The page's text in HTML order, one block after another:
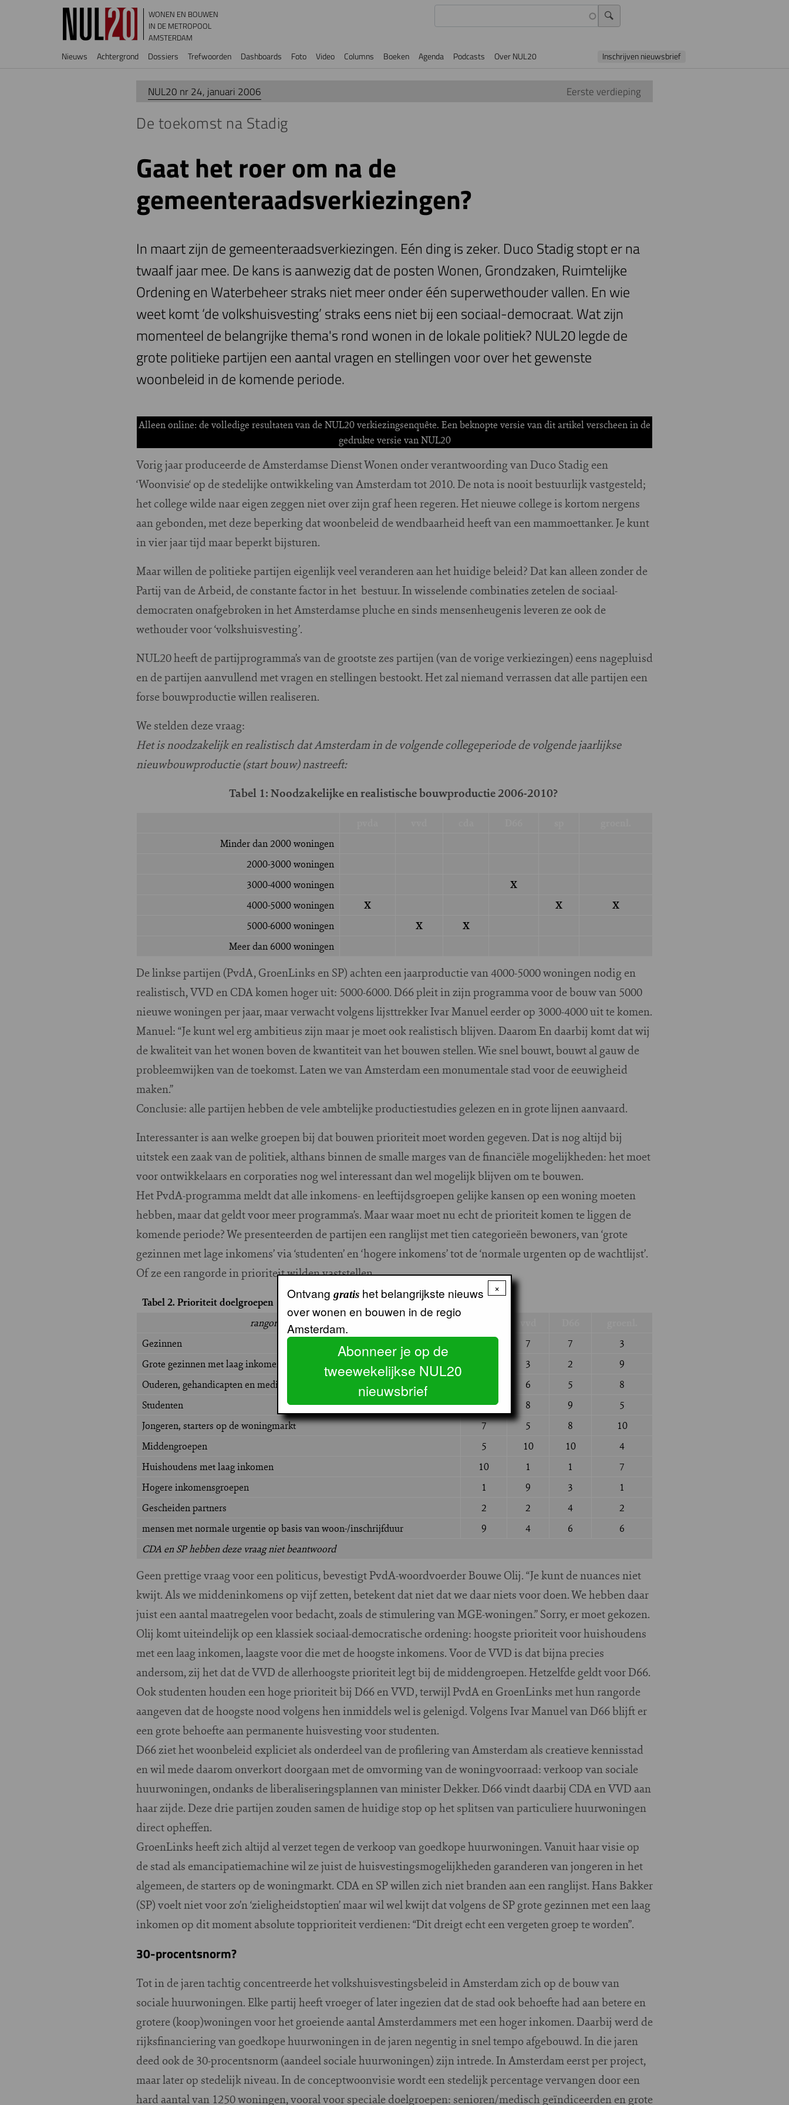
Overslaan en naar de inhoud gaan
WONEN EN BOUWEN
IN DE METROPOOL
AMSTERDAM
Hoofdnavigatie
Nieuws Achtergrond Dossiers Trefwoorden Dashboards Foto Video Columns Boeken Agenda Podcasts Over NUL20 Inschrijven nieuwsbrief
NUL20 nr 24, januari 2006 Eerste verdieping
De toekomst na Stadig
Gaat het roer om na de
gemeenteraadsverkiezingen?
In maart zijn de gemeenteraadsverkiezingen. Eén ding is zeker. Duco Stadig stopt er na
twaalf jaar mee. De kans is aanwezig dat de posten Wonen, Grondzaken, Ruimtelijke
Ordening en Waterbeheer straks niet meer onder één superwethouder vallen. En wie
weet komt ‘de volkshuisvesting’ straks eens niet bij een sociaal-democraat. Wat zijn
momenteel de belangrijke thema's rond wonen in de lokale politiek? NUL20 legde de
grote politieke partijen een aantal vragen en stellingen voor over het gewenste
woonbeleid in de komende periode.
Alleen online: de volledige resultaten van de NUL20 verkiezingsenquête. Een beknopte versie van dit artikel verscheen in de
gedrukte versie van NUL20
Vorig jaar produceerde de Amsterdamse Dienst Wonen onder verantwoording van Duco Stadig een
‘Woonvisie‘ op de stedelijke ontwikkeling van Amsterdam tot 2010. De nota is nooit bestuurlijk vastgesteld;
het college wilde naar eigen zeggen niet over zijn graf heen regeren. Het nieuwe college is kortom nergens
aan gebonden, met deze beperking dat woonbeleid de wendbaarheid heeft van een mammoettanker. Je kunt
in vier jaar tijd maar beperkt bijsturen.
Maar willen de politieke partijen eigenlijk veel veranderen aan het huidige beleid? Dat kan alleen zonder de
Partij van de Arbeid, de constante factor in het bestuur. In wisselende combinaties zetelen de sociaal-
democraten onafgebroken in het Amsterdamse pluche en sinds mensenheugenis leveren ze ook de
wethouder voor ‘volkshuisvesting’.
NUL20 heeft de partijprogramma’s van de grootste zes partijen (van de vorige verkiezingen) eens nagepluisd
en de partijen aanvullend met vragen en stellingen bestookt. Het zal niemand verrassen dat alle partijen een
forse bouwproductie willen realiseren.
We stelden deze vraag:
Het is noodzakelijk en realistisch dat Amsterdam in de volgende collegeperiode de volgende jaarlijkse
nieuwbouwproductie (start bouw) nastreeft:
Tabel 1: Noodzakelijke en realistische bouwproductie 2006-2010?
Minder dan 2000 woningen
2000-3000 woningen
3000-4000 woningen
X
4000-5000 woningen X X X
5000-6000 woningen X X
Meer dan 6000 woningen
De linkse partijen (PvdA, GroenLinks en SP) achten een jaarproductie van 4000-5000 woningen nodig en
realistisch, VVD en CDA komen hoger uit: 5000-6000. D66 pleit in zijn programma voor de bouw van 5000
nieuwe woningen per jaar, maar verwacht volgens lijsttrekker Ivar Manuel eerder op 3000-4000 uit te komen.
Manuel: “Je kunt wel erg ambitieus zijn maar je moet ook realistisch blijven. Daarom En daarbij komt dat wij
de kwaliteit van het wonen boven de kwantiteit van het bouwen stellen. Wie snel bouwt, bouwt al gauw de
probleemwijken van de toekomst. Laten we van Amsterdam een monumentale stad voor de eeuwigheid
maken.”
Conclusie: alle partijen hebben de vele ambtelijke productiestudies gelezen en in grote lijnen aanvaard.
Interessanter is aan welke groepen bij dat bouwen prioriteit moet worden gegeven. Dat is nog altijd bij
uitstek een zaak van de politiek, althans binnen de smalle marges van de financiële mogelijkheden: het moet
voor ontwikkelaars en corporaties nog wel interessant dan wel mogelijk blijven om te bouwen.
Het PvdA-programma meldt dat alle inkomens- en leeftijdsgroepen gelijke kansen op een woning moeten
hebben, maar dat geldt voor meer programma’s. Maar waar moet nu echt de prioriteit komen te liggen de
komende periode? We presenteerden de partijen een ranglijst met tien categorieën bewoners, van ‘grote
gezinnen met lage inkomens’ via ‘studenten’ en ‘hogere inkomens’ tot de ‘normale urgenten op de wachtlijst’.
Of ze een rangorde in prioriteit wilden vaststellen.
Tabel 2. Prioriteit doelgroepen
rangorde van 1 (laagste) tot 10 (hoogste prioriteit)
Gezinnen 7 7
3
Grote gezinnen met laag inkomen
3 2
9
Ouderen, gehandicapten en medisch geïndiceerden
6 5
8
Studenten
4 8 9
5
Jongeren, starters op de woningmarkt
7 5 8
10
Middengroepen
5 10 10
4
Huishoudens met laag inkomen
10 1 1
7
Hogere inkomensgroepen
1 9 3
1
Gescheiden partners
2 2 4
2
mensen met normale urgentie op basis van woon-/inschrijfduur
9 4 6
6
CDA en SP hebben deze vraag niet beantwoord
Geen prettige vraag voor een politicus, bevestigt PvdA-woordvoerder Bouwe Olij. “Je kunt de nuances niet
kwijt. Als we middeninkomens op vijf zetten, betekent dat niet dat we daar niets voor doen. We hebben daar
juist een aantal maatregelen voor bedacht, zoals de stimulering van MGE-woningen.” Sorry, er moet gekozen.
Olij komt uiteindelijk op een klassiek sociaal-democratische ordening: hoogste prioriteit voor huishoudens
met een laag inkomen, laagste voor die met de hoogste inkomens. Voor de VVD is dat bijna precies
andersom, zij het dat de VVD de allerhoogste prioriteit legt bij de middengroepen. Hetzelfde geldt voor D66.
Ook studenten houden een hoge prioriteit bij D66 en VVD, terwijl PvdA en GroenLinks met hun rangorde
aangeven dat de hoogste nood volgens hen inmiddels wel is gelenigd. Volgens Ivar Manuel van D66 blijft er
een grote behoefte aan permanente huisvesting voor studenten.
D66 ziet het woonbeleid expliciet als onderdeel van de profilering van Amsterdam als creatieve kennisstad
en wil mede daarom onverkort doorgaan met de omvorming van de woningvoorraad: verkoop van sociale
huurwoningen, ondanks de liberaliseringsplannen van minister Dekker. D66 vindt daarbij CDA en VVD aan
haar zijde. Deze drie partijen zouden samen de huidige stop op het splitsen van particuliere huurwoningen
direct opheffen.
GroenLinks heeft zich altijd al verzet tegen de verkoop van goedkope huurwoningen. Vanuit haar visie op
de stad als emancipatiemachine wil ze juist de huisvestingsmogelijkheden garanderen van jongeren in het
algemeen, de starters op de woningmarkt. CDA en SP willen zich niet branden aan een ranglijst. Hans Bakker
(SP) voelt niet voor zo’n ‘zieligheidstoptien’ maar wil wel kwijt dat volgens de SP grote gezinnen met een laag
inkomen op dit moment absolute topprioriteit verdienen: “Dit dreigt echt een vergeten groep te worden”.
30-procentsnorm?
Tot in de jaren tachtig concentreerde het volkshuisvestingsbeleid in Amsterdam zich op de bouw van
sociale huurwoningen. Elke partij heeft vroeger of later ingezien dat de stad ook behoefte had aan betere en
grotere (koop)woningen voor het groeiende aantal Amsterdammers met een hoger inkomen. Daarbij werd de
rijksfinanciering van goedkope huurwoningen in de jaren negentig in snel tempo afgebouwd. In die jaren
deed ook de 30-procentsnorm (aandeel sociale huurwoningen) zijn intrede. In Amsterdam eerst per project,
maar later op stedelijk niveau. In de conceptwoonvisie wordt een stedelijk percentage vervangen door een
hard aantal van 1250 woningen, vooral voor speciale doelgroepen: senioren/medisch geïndiceerden en grote
×
Ontvang gratis het belangrijkste nieuws
over wonen en bouwen in de regio
Amsterdam.
Abonneer je op de
tweewekelijkse NUL20
nieuwsbrief